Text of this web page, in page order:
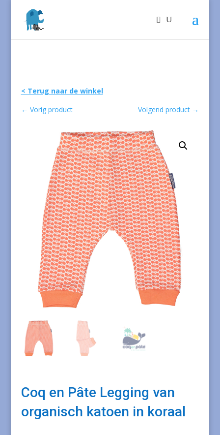
< Terug naar de winkel
← Vorig product Volgend product →
Coq en Pâte Legging van
organisch katoen in koraal